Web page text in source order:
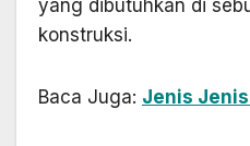
yang dibutuhkan di
konstruksi.
Baca Juga: Jenis